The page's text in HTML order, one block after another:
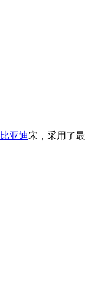
比亚迪宋，采用了最